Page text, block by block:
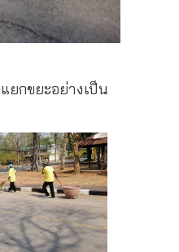
กขยะอย่างเป็น